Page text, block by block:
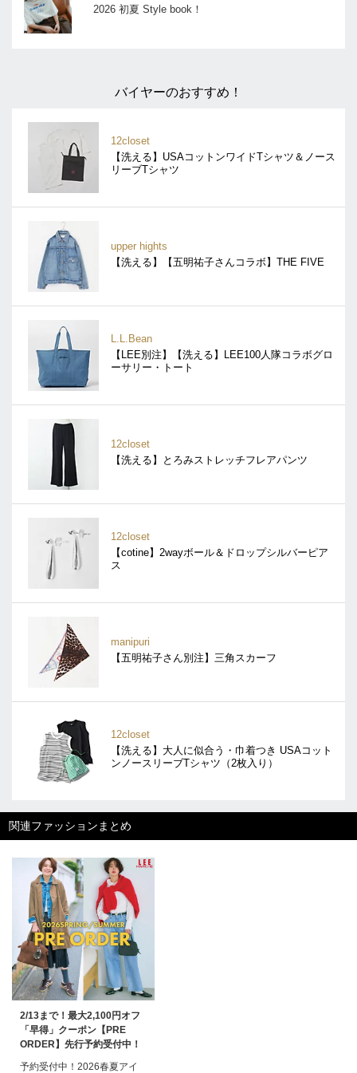
2026 初夏 Style book！
バイヤーのおすすめ！
12closet
【洗える】USAコットンワイドTシャツ＆ノース
リーブTシャツ
upper hights
【洗える】【五明祐子さんコラボ】THE FIVE
L.L.Bean
【LEE別注】【洗える】LEE100人隊コラボグロ
ーサリー・トート
12closet
【洗える】とろみストレッチフレアパンツ
12closet
【cotine】2wayボール＆ドロップシルバーピア
ス
manipuri
【五明祐子さん別注】三角スカーフ
12closet
【洗える】大人に似合う・巾着つき USAコット
ンノースリーブTシャツ（2枚入り）
関連ファッションまとめ
2/13まで！最大2,100円オフ
「早得」クーポン【PRE
ORDER】先行予約受付中！
予約受付中！2026春夏アイ